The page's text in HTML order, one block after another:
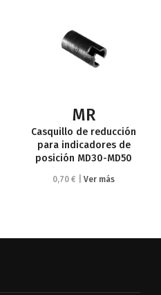
MR
Casquillo de reducción
para indicadores de
posición MD30-MD50
0,70 € | Ver más